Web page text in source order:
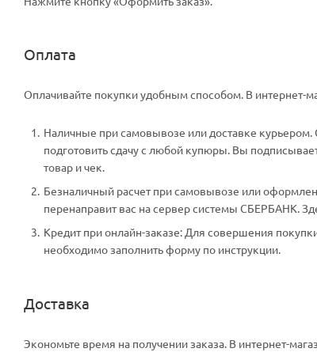
Оплата
Оплачивайте покупки удобным способом. В интернет-
Наличные при самовывозе или доставке курьером.
подготовить сдачу с любой купюры. Вы
товар и чек.
Безналичный расчет при самовывозе или
перенаправит вас на сервер системы СБЕРБАНК.
Кредит при онлайн-заказе: Для совершения
необходимо заполнить форму по инструкции.
Доставка
Экономьте время на получении заказа. В интернет-